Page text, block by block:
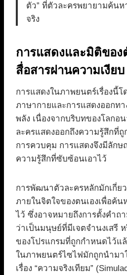
ตัว” ที่ตัวละครพยายามค้น
จริง
การแสดงและมิติของ
สื่อสารผ่านความเงียบ
การแสดงในภาพยนตร์เรื่องนี้โ
ภาษากายและการแสดงออกท
พลัง เนื่องจากบริบทของโลกอ
ละครแสดงออกถึงความรู้สึกที่
การควบคุม การแสดงจึงมีลักษ
ความรู้สึกที่ซับซ้อนเอาไว้
การพัฒนาตัวละครหลักมักเกี่ย
ภายในจิตใจของตนเองเพื่อค้
ไว้ ซึ่งอาจหมายถึงการตั้งคำถ
ว่าเป็นมนุษย์ที่มีเจตจำนงเสรี
ของโปรแกรมที่ถูกกำหนดไว้แ
ในภาพยนตร์ไซไฟมักถูกนำมา
เรื่อง “ความจริงเทียม”